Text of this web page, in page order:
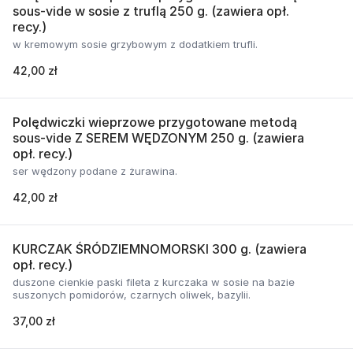
sous-vide w sosie z truflą 250 g. (zawiera opł.
recy.)
w kremowym sosie grzybowym z dodatkiem trufli.
42,00 zł
Polędwiczki wieprzowe przygotowane metodą
sous-vide Z SEREM WĘDZONYM 250 g. (zawiera
opł. recy.)
ser wędzony podane z żurawina.
42,00 zł
KURCZAK ŚRÓDZIEMNOMORSKI 300 g. (zawiera
opł. recy.)
duszone cienkie paski fileta z kurczaka w sosie na bazie
suszonych pomidorów, czarnych oliwek, bazylii.
37,00 zł